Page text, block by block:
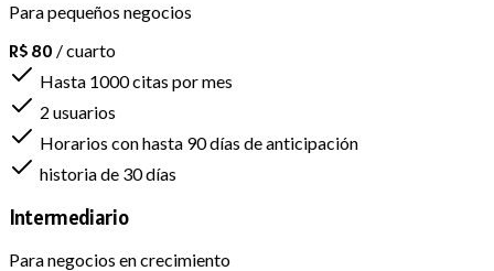
Para pequeños negocios
R$ 80 / cuarto
Hasta 1000 citas por mes
2 usuarios
Horarios con hasta 90 días de anticipación
historia de 30 días
Intermediario
Para negocios en crecimiento